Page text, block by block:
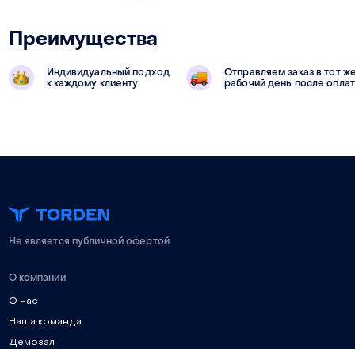
Преимущества
Индивидуальный подход
к каждому клиенту
Отправляем заказ в тот
рабочий день после
Не является публичной офертой
О компании
О нас
Наша команда
Демозал